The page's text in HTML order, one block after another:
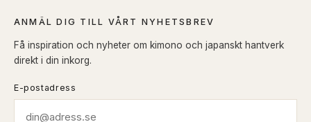
ANMÄL DIG TILL VÅRT NYHETSBREV
Få inspiration och nyheter om kimono och japanskt hantverk
direkt i din inkorg.
E-postadress